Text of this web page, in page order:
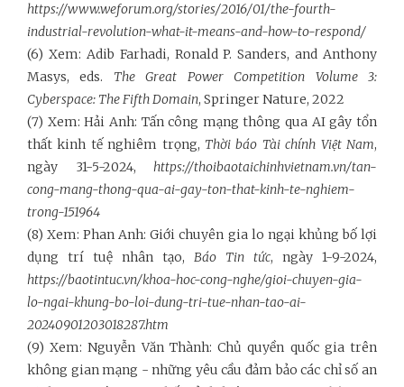
https://www.weforum.org/stories/2016/01/the-fourth-
industrial-revolution-what-it-means-and-how-to-respond/
(6) Xem: Adib Farhadi, Ronald P. Sanders, and Anthony
Masys, eds. The Great Power Competition Volume 3:
Cyberspace: The Fifth Domain, Springer Nature, 2022
(7) Xem: Hải Anh: Tấn công mạng thông qua AI gây tổn
thất kinh tế nghiêm trọng, Thời báo Tài chính Việt Nam,
ngày 31-5-2024, https://thoibaotaichinhvietnam.vn/tan-
cong-mang-thong-qua-ai-gay-ton-that-kinh-te-nghiem-
trong-151964
(8) Xem: Phan Anh: Giới chuyên gia lo ngại khủng bố lợi
dụng trí tuệ nhân tạo, Báo Tin tức, ngày 1-9-2024,
https://baotintuc.vn/khoa-hoc-cong-nghe/gioi-chuyen-gia-
lo-ngai-khung-bo-loi-dung-tri-tue-nhan-tao-ai-
20240901203018287.htm
(9) Xem: Nguyễn Văn Thành: Chủ quyền quốc gia trên
không gian mạng - những yêu cầu đảm bảo các chỉ số an